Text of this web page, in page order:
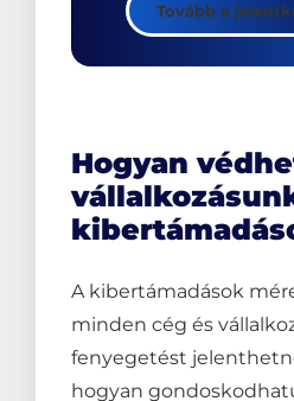
Tovább a
Hogyan
A kibertámadások
minden cég és
fenyegetést
hogyan